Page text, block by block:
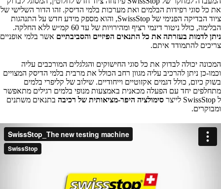
את כל סוגי רפידות הבלמים ואת מערכות בלמי הדיסק. זהו הדור השלישי של
ציוד הבדיקה הפנימי של SwissStop, והוא מספק מידע חדש על התנהגות
הבלימה, כולל ניטור דינמי רציף ומהירויות של עד 60 קמ״ש ללא החלקה.
ניתן לדמות בעזרתה את כל התנאים הפיזיים והסביבתיים אשר בלמי אופניים
צריכים להתמודד איתם.
המכונה יכולה לבדוק את כל סוגי החישוקים והגלגלים המורכבים עליה
וכמו-כן ניתן להרכיב עליה מגוון רחב הכולל את מרבית בלמי הדיסק המצויים
בשוק כיום, כולל דגמים אקזוטיים וייחודיים. שילוב של קליפרי בלמים
מתחלפים יחד עם הפעלה מכאנית באמצעות מנופי בלמים רגילים מתאפשר
ל SwissStop לייצר
סימולציה היפר-מציאותית של רכיבה בתנאים משתנים
ומבוקרים.